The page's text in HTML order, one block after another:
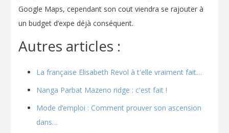
Google Maps, cependant son cout viendra se rajouter à
un budget d’expe déjà conséquent.
Autres articles :
La française Elisabeth Revol à t'elle vraiment fait…
Nanga Parbat Mazeno ridge : c'est fait !
Mode d’emploi : Comment prouver son ascension
dans…